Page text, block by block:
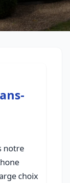
notre
choix